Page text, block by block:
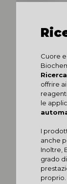
Cuore
offrire
le
I
anche
Inoltre,
grado
proprio.